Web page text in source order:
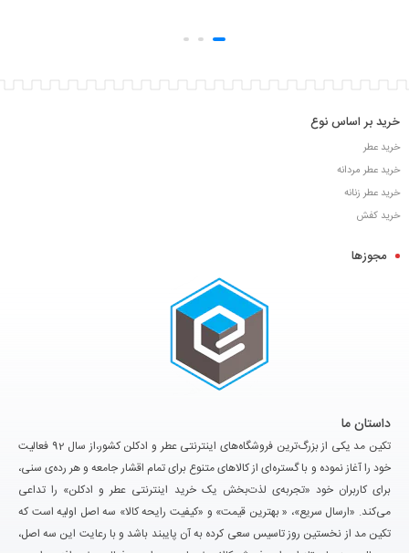
خرید بر اساس نوع
خرید عطر
خرید عطر مردانه
خرید عطر زنانه
خرید کفش
مجوزها
داستان ما
تکین مد یکی از بزرگ‌ترین فروشگاه‌های اینترنتی عطر و ادکلن کشور،از سال 92 فعالیت
خود را آغاز نموده و با گستره‌ای از کالاهای متنوع برای تمام اقشار جامعه و هر رده‌ی سنی،
برای کاربران خود «تجربه‌ی لذت‌بخش یک خرید اینترنتی عطر و ادکلن» را تداعی
می‌کند. «ارسال سریع»، « بهترین قیمت» و «کیفیت رایحه کالا» سه اصل اولیه است که
تکین مد از نخستین روز تاسیس سعی کرده به آن پایبند باشد و با رعایت این سه اصل،